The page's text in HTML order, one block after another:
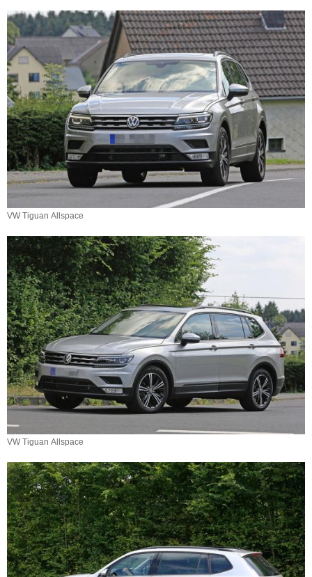
VW Tiguan Allspace
VW Tiguan Allspace